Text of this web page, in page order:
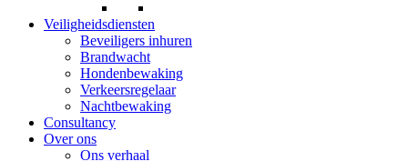
Veiligheidsdiensten
Beveiligers inhuren
Brandwacht
Hondenbewaking
Verkeersregelaar
Nachtbewaking
Consultancy
Over ons
Ons verhaal